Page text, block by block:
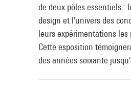
de deux pôles essentiels :
design et l'univers des
leurs expérimentations les
Cette esposition
des années soixante